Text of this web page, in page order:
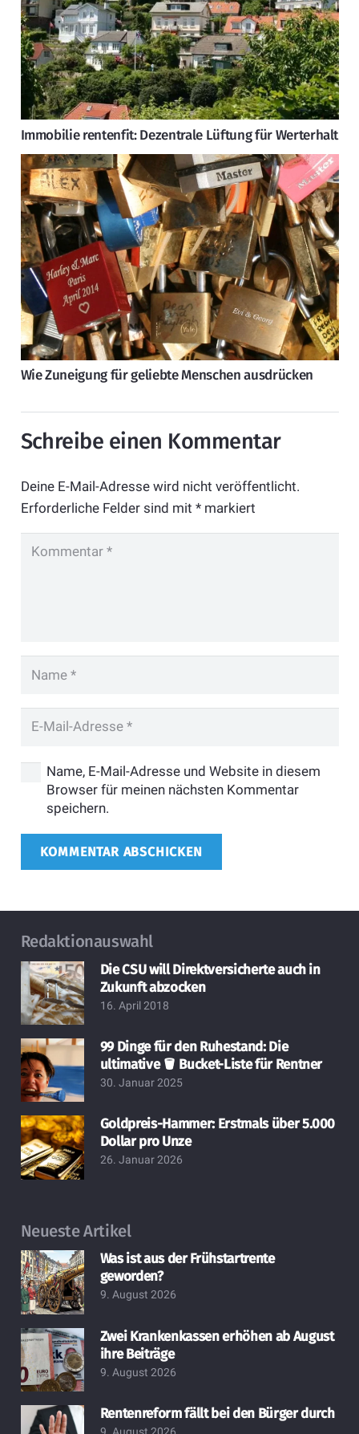
Immobilie rentenfit: Dezentrale Lüftung für Werterhalt
Wie Zuneigung für geliebte Menschen ausdrücken
Schreibe einen Kommentar
Deine E-Mail-Adresse wird nicht veröffentlicht.
Erforderliche Felder sind mit *markiert
Name, E-Mail-Adresse und Website in diesem
Browser für meinen nächsten Kommentar
speichern.
KOMMENTAR ABSCHICKEN
Redaktionauswahl
Die CSU will Direktversicherte auch in
Zukunft abzocken
16. April 2018
99 Dinge für den Ruhestand: Die
ultimative 🪣 Bucket-Liste für Rentner
30. Januar 2025
Goldpreis-Hammer: Erstmals über 5.000
Dollar pro Unze
26. Januar 2026
Neueste Artikel
Was ist aus der Frühstartrente
geworden?
9. August 2026
Zwei Krankenkassen erhöhen ab August
ihre Beiträge
9. August 2026
Rentenreform fällt bei den Bürger durch